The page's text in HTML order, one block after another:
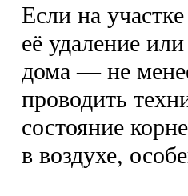
Если на
её удаление
дома — не
проводить
состояние
в воздухе,